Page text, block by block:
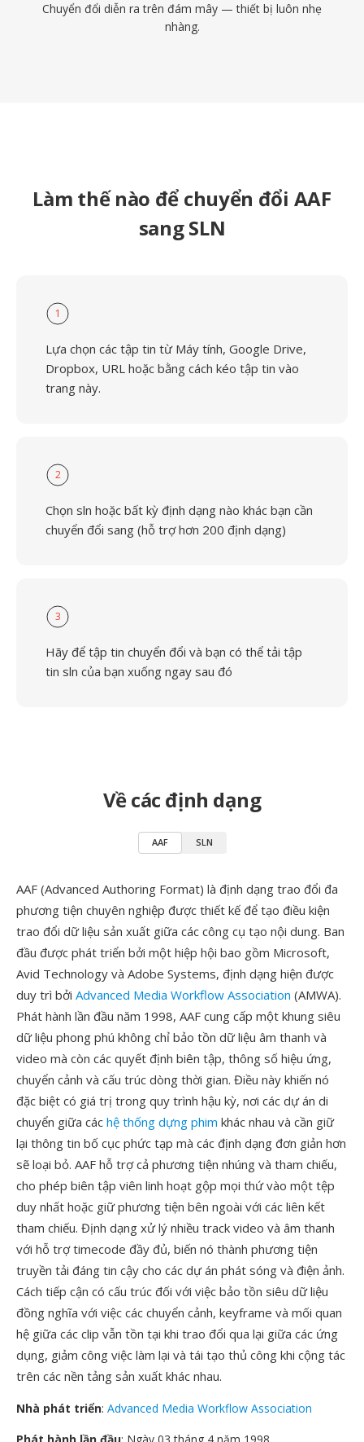
Chuyển đổi diễn ra trên đám mây — thiết bị luôn nhẹ
nhàng.
Làm thế nào để chuyển đổi AAF
sang SLN
1
Lựa chọn các tập tin từ Máy tính, Google Drive,
Dropbox, URL hoặc bằng cách kéo tập tin vào
trang này.
2
Chọn sln hoặc bất kỳ định dạng nào khác bạn cần
chuyển đổi sang (hỗ trợ hơn 200 định dạng)
3
Hãy để tập tin chuyển đổi và bạn có thể tải tập
tin sln của bạn xuống ngay sau đó
Về các định dạng
AAF SLN
AAF (Advanced Authoring Format) là định dạng trao đổi đa
phương tiện chuyên nghiệp được thiết kế để tạo điều kiện
trao đổi dữ liệu sản xuất giữa các công cụ tạo nội dung. Ban
đầu được phát triển bởi một hiệp hội bao gồm Microsoft,
Avid Technology và Adobe Systems, định dạng hiện được
duy trì bởi Advanced Media Workflow Association (AMWA).
Phát hành lần đầu năm 1998, AAF cung cấp một khung siêu
dữ liệu phong phú không chỉ bảo tồn dữ liệu âm thanh và
video mà còn các quyết định biên tập, thông số hiệu ứng,
chuyển cảnh và cấu trúc dòng thời gian. Điều này khiến nó
đặc biệt có giá trị trong quy trình hậu kỳ, nơi các dự án di
chuyển giữa các hệ thống dựng phim khác nhau và cần giữ
lại thông tin bố cục phức tạp mà các định dạng đơn giản hơn
sẽ loại bỏ. AAF hỗ trợ cả phương tiện nhúng và tham chiếu,
cho phép biên tập viên linh hoạt gộp mọi thứ vào một tệp
duy nhất hoặc giữ phương tiện bên ngoài với các liên kết
tham chiếu. Định dạng xử lý nhiều track video và âm thanh
với hỗ trợ timecode đầy đủ, biến nó thành phương tiện
truyền tải đáng tin cậy cho các dự án phát sóng và điện ảnh.
Cách tiếp cận có cấu trúc đối với việc bảo tồn siêu dữ liệu
đồng nghĩa với việc các chuyển cảnh, keyframe và mối quan
hệ giữa các clip vẫn tồn tại khi trao đổi qua lại giữa các ứng
dụng, giảm công việc làm lại và tái tạo thủ công khi cộng tác
trên các nền tảng sản xuất khác nhau.
Nhà phát triển: Advanced Media Workflow Association